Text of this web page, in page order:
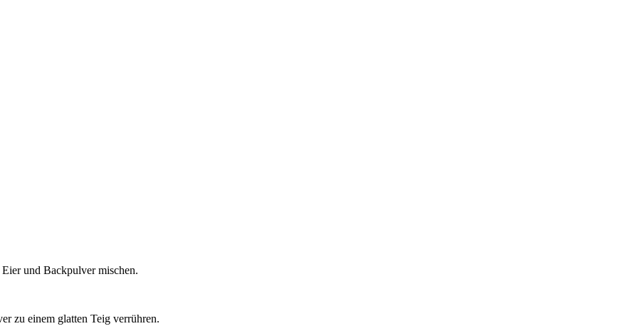
zu einem glatten Teig verrühren.